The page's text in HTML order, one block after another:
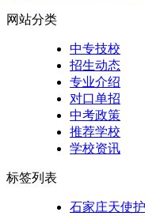
网站分类
中专技校
招生动态
专业介绍
对口单招
中考政策
推荐学校
学校资讯
标签列表
石家庄天使